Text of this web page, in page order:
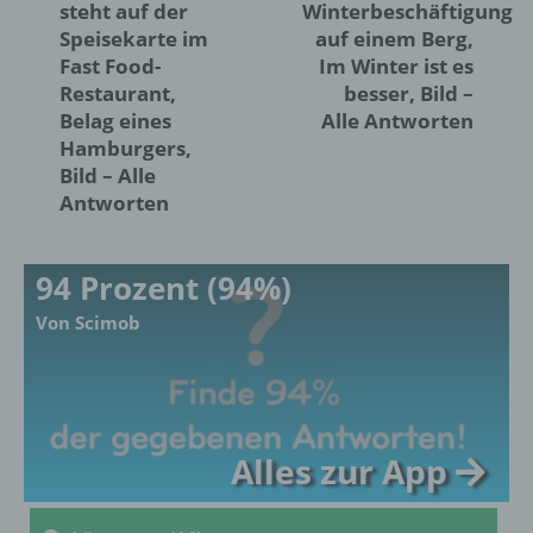
steht auf der
Speisekarte im
Fast Food-
Restaurant,
Belag eines
Hamburgers,
Bild – Alle
Antworten
Winterbeschäftigung
auf einem Berg,
Im Winter ist es
besser, Bild –
Alle Antworten
94 Prozent (94%)
Von Scimob
Alles zur App
Organisation, das Ordnen, die Speicherung,
die Anpassung oder Veränderung, das
Auslesen, das Abfragen, die Verwendung,
die Offenlegung durch Übermittlung,
Verbreitung oder eine andere Form der
Bereitstellung, den Abgleich oder die
Verknüpfung, die Einschränkung, das
Löschen oder die Vernichtung.
Einschränkung der Verarbeitung ist die
Markierung gespeicherter
personenbezogener Daten mit dem Ziel, ihre
künftige Verarbeitung einzuschränken.